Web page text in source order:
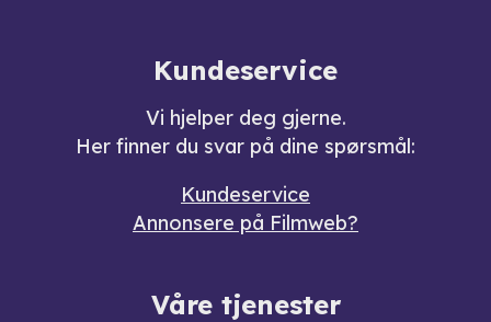
Kundeservice
Vi hjelper deg gjerne.
Her finner du svar på dine spørsmål:
Kundeservice
Annonsere på Filmweb?
Våre tjenester